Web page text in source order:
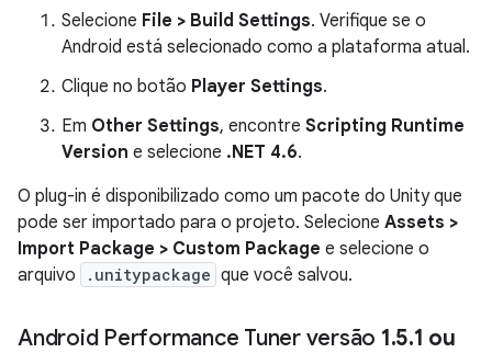
Selecione File > Build Settings. Verifique se o
Android está selecionado como a plataforma atual.
Clique no botão Player Settings.
Em Other Settings, encontre Scripting Runtime
Version e selecione .NET 4.6.
O plug-in é disponibilizado como um pacote do Unity que
pode ser importado para o projeto. Selecione Assets >
Import Package > Custom Package e selecione o
arquivo
.unitypackage que você salvou.
Android Performance Tuner versão 1.5.1 ou